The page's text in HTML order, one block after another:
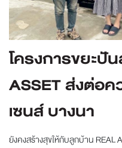
โครงการขยะปั
ASSET ส่งต่อ
เซนส์ บางนา
ยังคงสร้างสุขให้กับลูกบ้าน REAL